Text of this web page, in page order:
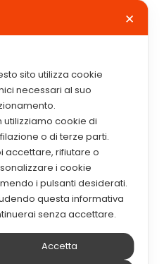
PA:
Di
Dott. Umberto
Fatt
✕
sito utilizza cookie
necessari al suo
utilizziamo cookie di
o di terze parti.
accettare, rifiutare o
i cookie
i pulsanti desiderati.
questa informativa
senza accettare.
Accetta